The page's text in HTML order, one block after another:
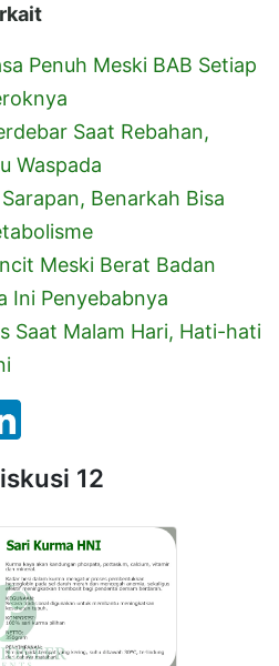
Penuh Meski BAB Setiap
Saat Rebahan,
Waspada
Benarkah Bisa
Meski Berat Badan
Ini Penyebabnya
Saat Malam Hari, Hati-hati
12